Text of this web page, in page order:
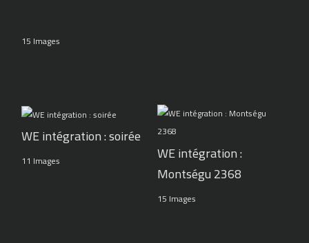
15 Images
WE intégration : soirée
11 Images
WE intégration :
Montségu 2368
15 Images